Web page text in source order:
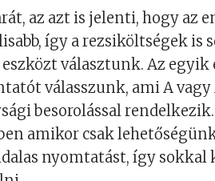
az azt is jelenti, hogy az
így a rezsiköltségek is
választunk. Az egyik
válasszunk, ami A vagy
besorolással
amikor csak
nyomtatást, így sokkal